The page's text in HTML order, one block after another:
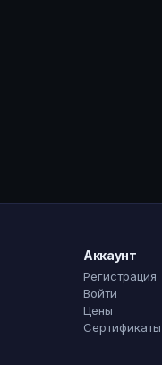
Аккаунт
Регистрация
Войти
Цены
Сертификаты